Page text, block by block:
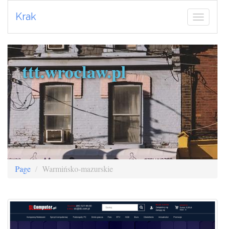
Krak
ttt.wroclaw.pl
Page Warmińsko-mazurskie